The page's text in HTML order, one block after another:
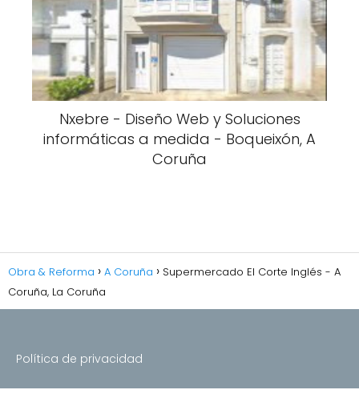
Nxebre - Diseño Web y Soluciones
informáticas a medida - Boqueixón, A
Coruña
Obra & Reforma A Coruña
Supermercado El Corte Inglés - A
Coruña, La Coruña
Política de privacidad